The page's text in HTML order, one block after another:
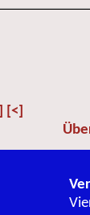
[<]